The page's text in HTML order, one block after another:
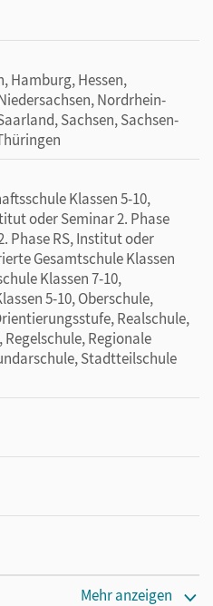
Hamburg, Hessen,
Nordrhein-
Sachsen, Sachsen-
Klassen 5-10,
oder Seminar 2. Phase
Phase RS, Institut oder
Gesamtschule Klassen
Klassen 7-10,
5-10, Oberschule,
Realschule,
Regelschule, Regionale
Stadtteilschule
Mehr anzeigen